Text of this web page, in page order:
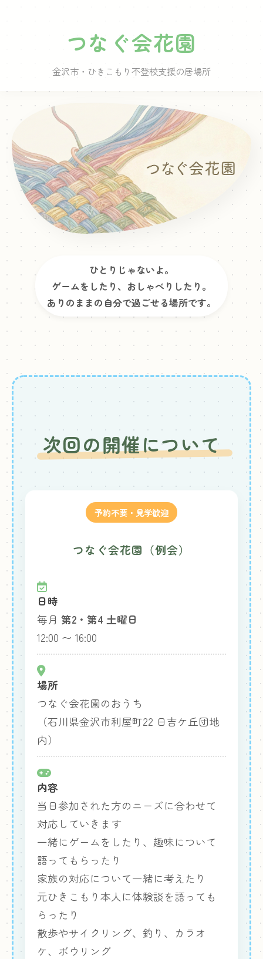
つなぐ会花園
金沢市・ひきこもり不登校支援の居場所
ひとりじゃないよ。
ゲームをしたり、おしゃべりしたり。
ありのままの自分で過ごせる場所です。
次回の開催について
予約不要・見学歓迎
つなぐ会花園（例会）
日時
毎月 第2・第4 土曜日
12:00 〜 16:00
場所
つなぐ会花園のおうち
（石川県金沢市利屋町22 日吉ケ丘団地
内）
内容
当日参加された方のニーズに合わせて
対応していきます
一緒にゲームをしたり、趣味について
語ってもらったり
家族の対応について一緒に考えたり
元ひきこもり本人に体験談を語っても
らったり
散歩やサイクリング、釣り、カラオ
ケ、ボウリング